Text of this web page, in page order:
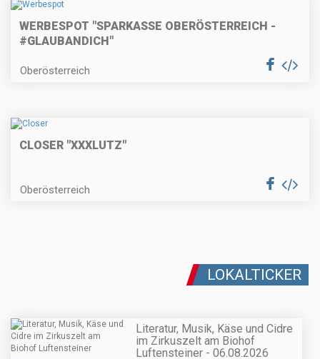
WERBESPOT "SPARKASSE OBERÖSTERREICH -
#GLAUBANDICH"
Oberösterreich
CLOSER "XXXLUTZ"
Oberösterreich
LOKALTICKER
Literatur, Musik, Käse und Cidre
im Zirkuszelt am Biohof
Luftensteiner - 06.08.2026